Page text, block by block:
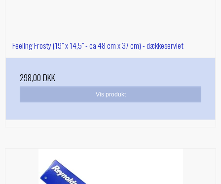
Feeling Frosty (19" x 14,5" - ca 48 cm x 37 cm) - dækkeserviet
298,00 DKK
Vis produkt